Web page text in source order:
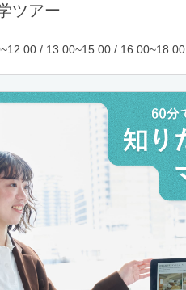
ツアー
/ 13:00~15:00 / 16:00~18:00